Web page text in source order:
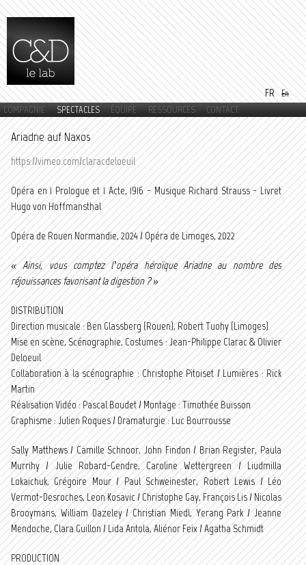
Aller au
contenu
principal
FR En
Menu principal
COMPAGNIE SPECTACLES ÉQUIPE RESSOURCES CONTACT
Ariadne auf Naxos
https://vimeo.com/claracdeloeuil
Opéra en 1 Prologue et 1 Acte, 1916 - Musique Richard Strauss - Livret
Hugo von Hoffmansthal
Opéra de Rouen Normandie, 2024 / Opéra de Limoges, 2022
« Ainsi, vous comptez l’opéra héroïque Ariadne au nombre des
réjouissances favorisant la digestion ? »
DISTRIBUTION
Direction musicale : Ben Glassberg (Rouen), Robert Tuohy (Limoges)
Mise en scène, Scénographie, Costumes : Jean-Philippe Clarac & Olivier
Deloeuil
Collaboration à la scénographie : Christophe Pitoiset / Lumières : Rick
Martin
Réalisation Vidéo : Pascal Boudet / Montage : Timothée Buisson
Graphisme : Julien Roques / Dramaturgie : Luc Bourrousse
Sally Matthews / Camille Schnoor, John Findon / Brian Register, Paula
Murrihy / Julie Robard-Gendre, Caroline Wettergreen / Liudmilla
Lokaichuk, Grégoire Mour / Paul Schweinester, Robert Lewis / Léo
Vermot-Desroches, Leon Kosavic / Christophe Gay, François Lis / Nicolas
Brooymans, William Dazeley / Christian Miedl, Yerang Park / Jeanne
Mendoche, Clara Guillon / Lida Antola, Aliénor Feix / Agatha Schmidt
PRODUCTION